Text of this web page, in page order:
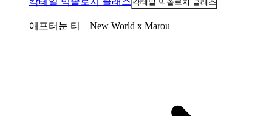
칵테일 믹솔로지 클래스
애프터눈 티 – New World x Marou